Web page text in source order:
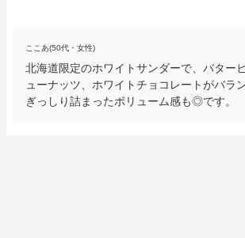
ここあ(50代・女性)
北海道限定のホワイトサンダーで、バター
ューナッツ、ホワイトチョコレートがバラ
ぎっしり詰まったボリューム感も◎です。